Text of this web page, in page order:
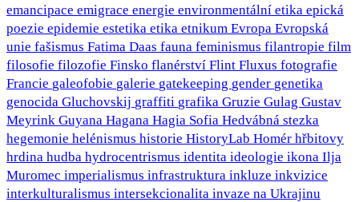
emancipace emigrace energie environmentální etika epická
poezie epidemie estetika etika etnikum Evropa Evropská
unie fašismus Fatima Daas fauna feminismus filantropie film
filosofie filozofie Finsko flanérství Flint Fluxus fotografie
Francie galeofobie galerie gatekeeping gender genetika
genocida Gluchovskij graffiti grafika Gruzie Gulag Gustav
Meyrink Guyana Hagana Hagia Sofia Hedvábná stezka
hegemonie helénismus historie HistoryLab Homér hřbitovy
hrdina hudba hydrocentrismus identita ideologie ikona Ilja
Muromec imperialismus infrastruktura inkluze inkvizice
interkulturalismus intersekcionalita invaze na Ukrajinu